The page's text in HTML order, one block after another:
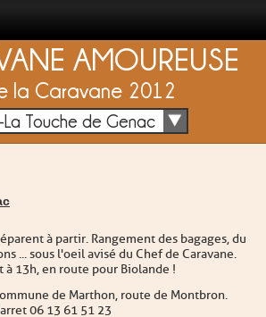
AMOUREUSE
la Caravane 2012
La Touche de Genac
à partir. Rangement des bagages, du
... sous l'oeil avisé du Chef de Caravane.
à 13h, en route pour Biolande !
de Marthon, route de Montbron.
06 13 61 51 23